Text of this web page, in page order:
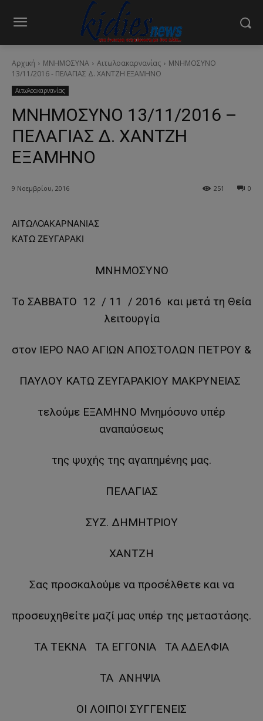
Αρχική ΜΝΗΜΟΣΥΝΑ Αιτωλοακαρνανίας
ΜΝΗΜΟΣΥΝΟ
13/11/2016 - ΠΕΛΑΓΙΑΣ Δ. ΧΑΝΤΖΗ ΕΞΑΜΗΝΟ
Αιτωλοακαρνανίας
ΜΝΗΜΟΣΥΝΟ 13/11/2016 –
ΠΕΛΑΓΙΑΣ Δ. ΧΑΝΤΖΗ
ΕΞΑΜΗΝΟ
9 Νοεμβρίου, 2016 0
251
ΑΙΤΩΛΟΑΚΑΡΝΑΝΙΑΣ
ΚΑΤΩ ΖΕΥΓΑΡΑΚΙ
ΜΝΗΜΟΣΥΝΟ
Το ΣΑΒΒΑΤΟ 12 / 11 / 2016 και μετά τη Θεία
λειτουργία
στον ΙΕΡΟ ΝΑΟ ΑΓΙΩΝ ΑΠΟΣΤΟΛΩΝ ΠΕΤΡΟΥ &
ΠΑΥΛΟΥ ΚΑΤΩ ΖΕΥΓΑΡΑΚΙΟΥ ΜΑΚΡΥΝΕΙΑΣ
τελούμε ΕΞΑΜΗΝΟ Μνημόσυνο υπέρ
αναπαύσεως
της ψυχής της αγαπημένης μας.
ΠΕΛΑΓΙΑΣ
ΣΥΖ. ΔΗΜΗΤΡΙΟΥ
ΧΑΝΤΖΗ
Σας προσκαλούμε να προσέλθετε και να
προσευχηθείτε μαζί μας υπέρ της μεταστάσης.
ΤΑ ΤΕΚΝΑ ΤΑ ΕΓΓΟΝΙΑ ΤΑ ΑΔΕΛΦΙΑ
ΤΑ ΑΝΗΨΙΑ
ΟΙ ΛΟΙΠΟΙ ΣΥΓΓΕΝΕΙΣ